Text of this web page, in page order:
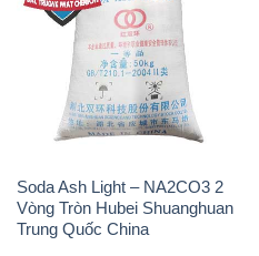
Soda Ash Light – NA2CO3 2
Vòng Tròn Hubei Shuanghuan
Trung Quốc China